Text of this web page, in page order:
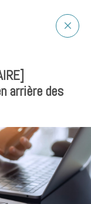
arrière des